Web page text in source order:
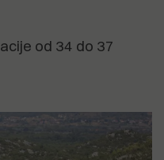
od 34 do 37